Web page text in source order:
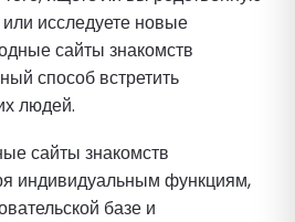
исследуете новые
сайты знакомств
способ встретить
людей.
сайты знакомств
индивидуальным функциям,
базе и